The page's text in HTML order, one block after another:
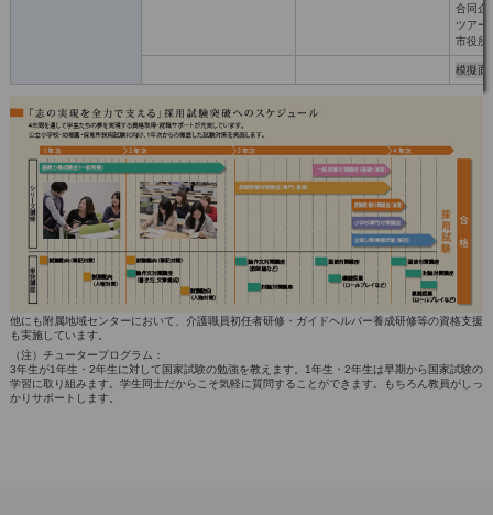
合同企
ツアー
市役所
模擬面
他にも附属地域センターにおいて、介護職員初任者研修・ガイドヘルパー養成研修等の資格支援
も実施しています。
（注）チュータープログラム：
3年生が1年生・2年生に対して国家試験の勉強を教えます。1年生・2年生は早期から国家試験の
学習に取り組みます。学生同士だからこそ気軽に質問することができます。もちろん教員がしっ
かりサポートします。